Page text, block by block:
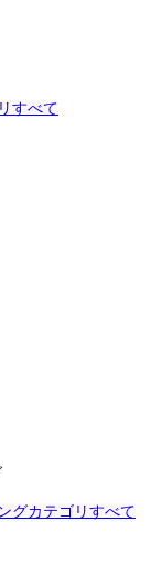
すべて
グカテゴリすべて